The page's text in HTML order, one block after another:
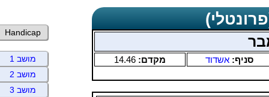
סניף:אשדוד מקדם:14.46
Handicap
מושב 1
מושב 2
מושב 3